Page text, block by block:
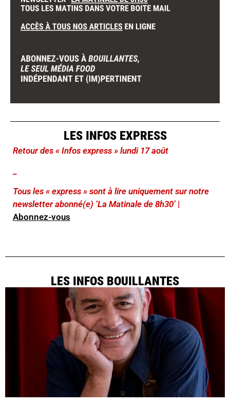
LES INFOS EXPRESS
Retour des « Infos express » lundi 17 août
Tous les « express » sont à lire uniquement sur notre
newsletter abonné(e) ‘La Matinale de 8h30’ |
Abonnez-vous
LES INFOS BOUILLANTES